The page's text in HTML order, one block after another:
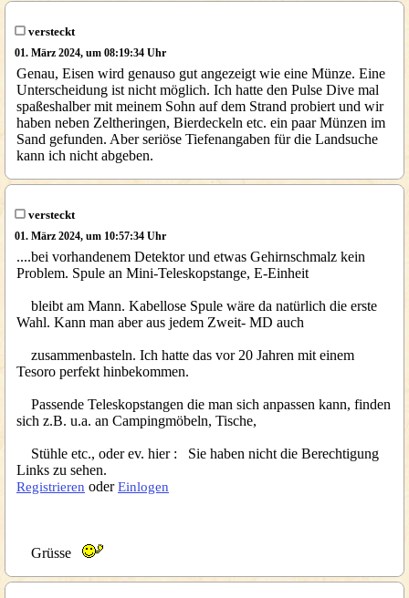
versteckt
01. März 2024, um 08:19:34 Uhr
Genau, Eisen wird genauso gut angezeigt wie eine Münze. Eine
Unterscheidung ist nicht möglich. Ich hatte den Pulse Dive mal
spaßeshalber mit meinem Sohn auf dem Strand probiert und wir
haben neben Zeltheringen, Bierdeckeln etc. ein paar Münzen im
Sand gefunden. Aber seriöse Tiefenangaben für die Landsuche
kann ich nicht abgeben.
versteckt
01. März 2024, um 10:57:34 Uhr
....bei vorhandenem Detektor und etwas Gehirnschmalz kein
Problem. Spule an Mini-Teleskopstange, E-Einheit
bleibt am Mann. Kabellose Spule wäre da natürlich die erste
Wahl. Kann man aber aus jedem Zweit- MD auch
zusammenbasteln. Ich hatte das vor 20 Jahren mit einem
Tesoro perfekt hinbekommen.
Passende Teleskopstangen die man sich anpassen kann, finden
sich z.B. u.a. an Campingmöbeln, Tische,
Stühle etc., oder ev. hier : Sie haben nicht die Berechtigung
Links zu sehen.
Registrieren oderEinlogen
Grüsse